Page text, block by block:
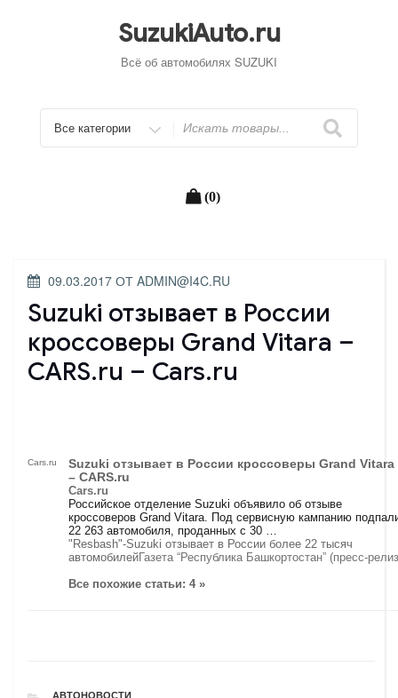
SuzukiAuto.ru
Всё об автомобилях SUZUKI
Искать
(0)
ОПУБЛИКОВАНО
09.03.2017 ОТ ADMIN@I4C.RU
Suzuki отзывает в России
кроссоверы Grand Vitara –
CARS.ru – Cars.ru
Cars.ru
Suzuki отзывает в России кроссоверы Grand Vitara
– CARS.ru
Cars.ru
Российское отделение Suzuki объявило об отзыве
кроссоверов Grand Vitara. Под сервисную кампанию
22 263 автомобиля, проданных с 30 …
"Resbash"-Suzuki отзывает в России более 22 тысяч
автомобилейГазета “Республика Башкортостан” (пресс-
Все похожие статьи: 4 »
РУБРИКИ
АВТОНОВОСТИ